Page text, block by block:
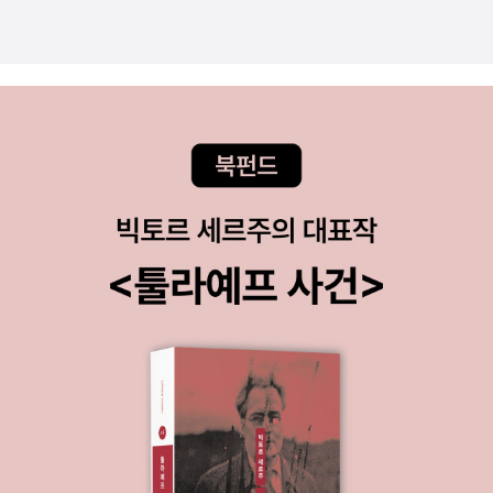
있다. 그런 연구의 큰 맥락을 제시해준 저서가 바로 이 책의 또다른 성
그럼에도 몇가지 아쉬운 점을 지적한다면, 우
선 정치와 종교, 문예(교육)이라는 조선의 삼중 장치가 와해되어가는
체적인 목소리가 불가피하게 잘 들리지 않는다. 이는 부득이하게도
얻으면 하나를 잃을 수밖에 없는 불가피한 서술전략이었을지 모른다.
혹은 그런 개별적 사례연구는 이미 충분히 역사학 논문으로 나와 있
기 때문일지도 모른다. 물론 곳곳에서 최대한 그런 목소리를 들려주
려고 하지만 그것들이 그렇게 생생하게 들리지는 않는 듯했다.
한 불가피성보다 좀더 아쉬운 점은 자꾸 한국의 근대를 ‘지체된 근
종철씨 고문 치사 사건에서 경찰이 고문한 것을 은폐하려고 '탁치니
로 분노하게 되더라..) 사실 소설을 읽고 싶은데 딱히 끌리는 소설
이 없다.그러니깐 묻노니, 달달하고 정말 예쁜 해피앤딩의 사랑이야
기, 없는가?기욤 뮈소의 책을 조금 읽어봤는데 나는 크게 마음이 움
직여지지 않는다.달달하고 해피앤딩..과는 약간 거리가 있는 상실의
시대를 벌써 다섯 번 넘게 본 것 같다.나는 딱 상실의 시대와 같은 허
무함이 소스로 뿌려져 있는 그런 사랑이야기가 읽고 싶다.해피앤딩이
다. 이런 감정이 나를 힘들게 한다.감정을 달래려 소설을 읽다 보면 다
시금 감정에 젖어 허무한 나날을 보낸다.헤르만 헤세의 유리알 유희,
책 후면에 보면 요제프 크네히트(유리알 유희의 주인공이다)의 유고,
라고 해서 마치 이야기 속의 이야기 형식으로 헤르만 헤세가 글을 남